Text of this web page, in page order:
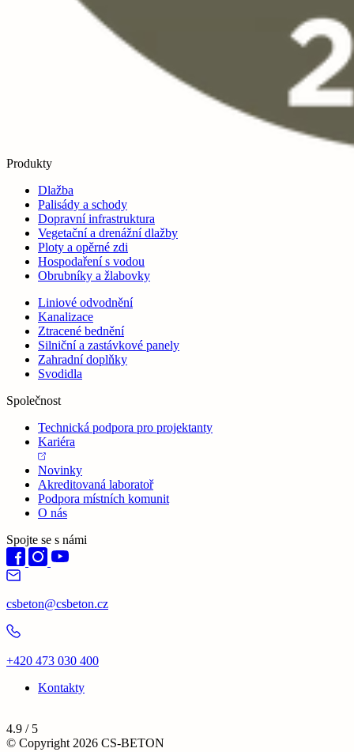
Produkty
Dlažba
Palisády a schody
Dopravní infrastruktura
Vegetační a drenážní dlažby
Ploty a opěrné zdi
Hospodaření s vodou
Obrubníky a žlabovky
Liniové odvodnění
Kanalizace
Ztracené bednění
Silniční a zastávkové panely
Zahradní doplňky
Svodidla
Společnost
Technická podpora pro projektanty
Kariéra
Novinky
Akreditovaná laboratoř
Podpora místních komunit
O nás
Spojte se s námi
csbeton@csbeton.cz
+420 473 030 400
Kontakty
4.9 / 5
© Copyright 2026 CS-BETON